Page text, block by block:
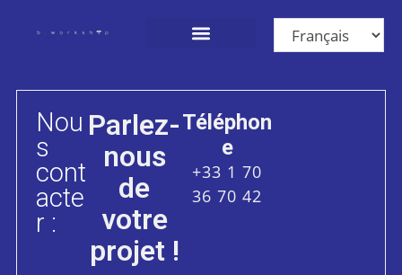
Nou
s
cont
acte
r :
Parlez-
nous
de
votre
projet !
Téléphon
E
+33 1 70
36 70 42